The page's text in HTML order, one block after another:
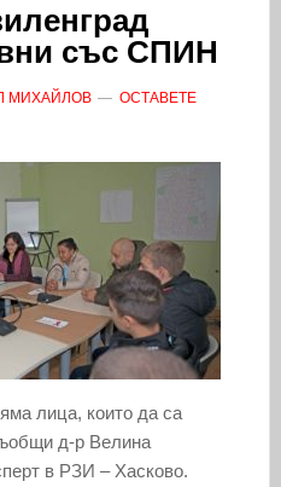
със СПИН
МИХАЙЛОВ
ОСТАВЕТЕ
лица, които да са
д-р Велина
в РЗИ – Хасково.